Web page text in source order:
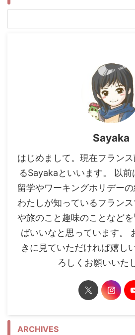
Sayaka
はじめまして。現在フラン
るSayakaといいます。 以
留学やワーキングホリデーの
わたしが知っているフラン
や旅のこと趣味のことなど
ばいいなと思っています。
きに見ていただければ嬉し
ろしくお願いいた
ARCHIVES